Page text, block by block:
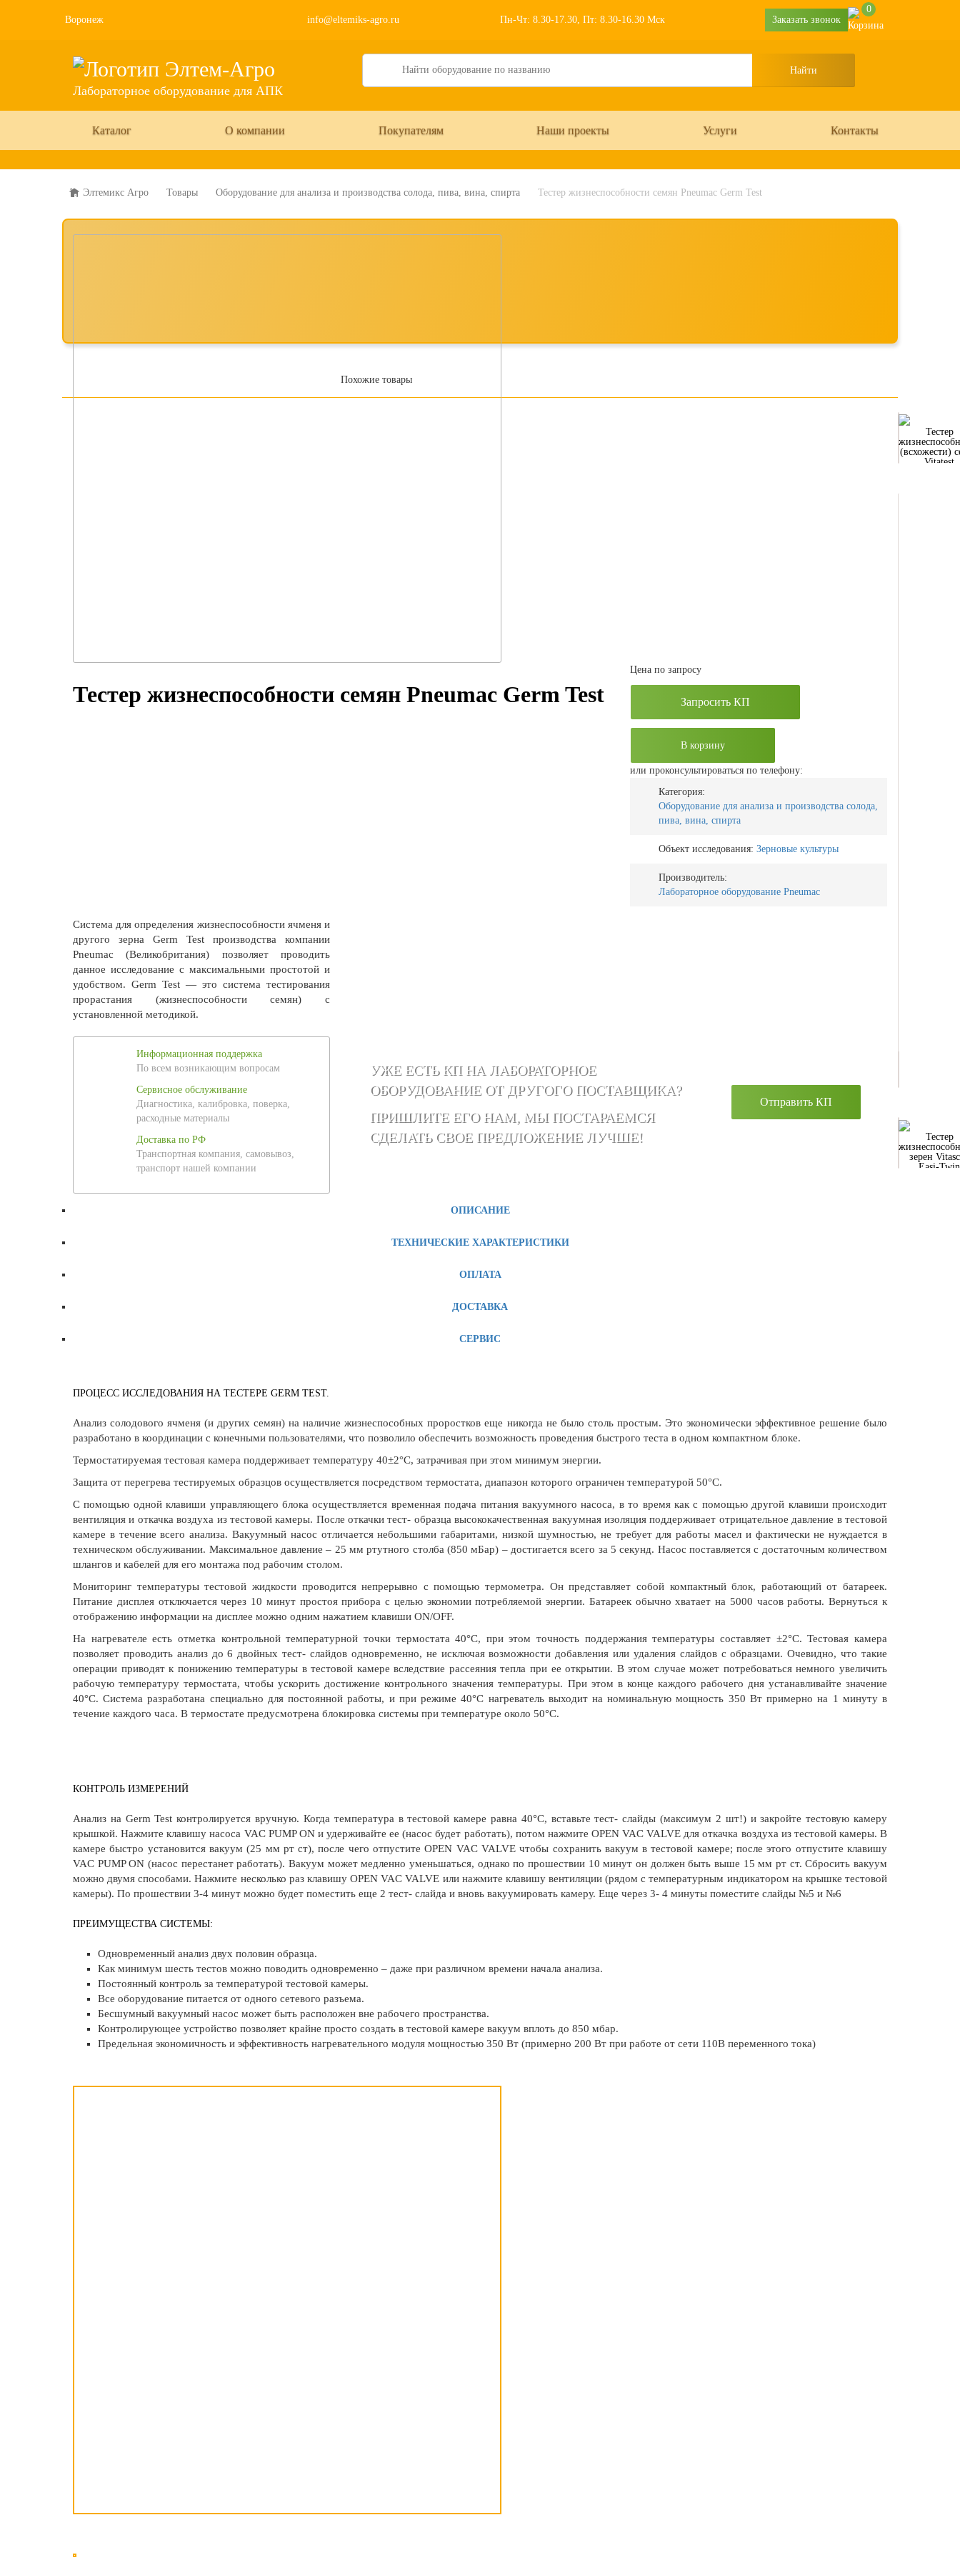
Воронеж info@eltemiks-agro.ru Пн-Чт: 8.30-17.30, Пт: 8.30-16.30 Мск Заказать звонок
0
Лабораторное оборудование для АПК
Search
Каталог О компании Покупателям Наши проекты Услуги Контакты
Элтемикс Агро Товары Оборудование для анализа и производства солода, пива, вина, спирта Тестер жизнеспособности семян Pneumac Germ Test
Тестер жизнеспособности семян Pneumac Germ Test
Цена по запросу
Запросить КП
В корзину
или проконсультироваться по телефону:
Категория:
Оборудование для анализа и производства солода,
пива, вина, спирта
Объект исследования: Зерновые культуры
Производитель:
Лабораторное оборудование Pneumac
Система для определения жизнеспособности ячменя и
другого зерна Germ Test производства компании
Pneumac (Великобритания) позволяет проводить
данное исследование с максимальными простотой и
удобством. Germ Test — это система тестирования
прорастания (жизнеспособности семян) с
установленной методикой.
Информационная поддержка
По всем возникающим вопросам
Сервисное обслуживание
Диагностика, калибровка, поверка,
расходные материалы
Доставка по РФ
Транспортная компания, самовывоз,
транспорт нашей компании
УЖЕ ЕСТЬ КП НА ЛАБОРАТОРНОЕ
ОБОРУДОВАНИЕ ОТ ДРУГОГО ПОСТАВЩИКА?
ПРИШЛИТЕ ЕГО НАМ, МЫ ПОСТАРАЕМСЯ
СДЕЛАТЬ СВОЕ ПРЕДЛОЖЕНИЕ ЛУЧШЕ!
Отправить КП
ОПИСАНИЕ
ТЕХНИЧЕСКИЕ ХАРАКТЕРИСТИКИ
ОПЛАТА
ДОСТАВКА
СЕРВИС
ПРОЦЕСС ИССЛЕДОВАНИЯ НА ТЕСТЕРЕ GERM TEST.
Анализ солодового ячменя (и других семян) на наличие жизнеспособных проростков еще никогда не было столь простым. Это экономически эффективное решение было
разработано в координации с конечными пользователями, что позволило обеспечить возможность проведения быстрого теста в одном компактном блоке.
Термостатируемая тестовая камера поддерживает температуру 40±2°C, затрачивая при этом минимум энергии.
Защита от перегрева тестируемых образцов осуществляется посредством термостата, диапазон которого ограничен температурой 50°C.
С помощью одной клавиши управляющего блока осуществляется временная подача питания вакуумного насоса, в то время как с помощью другой клавиши происходит
вентиляция и откачка воздуха из тестовой камеры. После откачки тест- образца высококачественная вакуумная изоляция поддерживает отрицательное давление в тестовой
камере в течение всего анализа. Вакуумный насос отличается небольшими габаритами, низкой шумностью, не требует для работы масел и фактически не нуждается в
техническом обслуживании. Максимальное давление – 25 мм ртутного столба (850 мБар) – достигается всего за 5 секунд. Насос поставляется с достаточным количеством
шлангов и кабелей для его монтажа под рабочим столом.
Мониторинг температуры тестовой жидкости проводится непрерывно с помощью термометра. Он представляет собой компактный блок, работающий от батареек.
Питание дисплея отключается через 10 минут простоя прибора с целью экономии потребляемой энергии. Батареек обычно хватает на 5000 часов работы. Вернуться к
отображению информации на дисплее можно одним нажатием клавиши ON/OFF.
На нагревателе есть отметка контрольной температурной точки термостата 40°C, при этом точность поддержания температуры составляет ±2°C. Тестовая камера
позволяет проводить анализ до 6 двойных тест- слайдов одновременно, не исключая возможности добавления или удаления слайдов с образцами. Очевидно, что такие
операции приводят к понижению температуры в тестовой камере вследствие рассеяния тепла при ее открытии. В этом случае может потребоваться немного увеличить
рабочую температуру термостата, чтобы ускорить достижение контрольного значения температуры. При этом в конце каждого рабочего дня устанавливайте значение
40°C. Система разработана специально для постоянной работы, и при режиме 40°C нагреватель выходит на номинальную мощность 350 Вт примерно на 1 минуту в
течение каждого часа. В термостате предусмотрена блокировка системы при температуре около 50°C.
КОНТРОЛЬ ИЗМЕРЕНИЙ
Анализ на Germ Test контролируется вручную. Когда температура в тестовой камере равна 40°C, вставьте тест- слайды (максимум 2 шт!) и закройте тестовую камеру
крышкой. Нажмите клавишу насоса VAC PUMP ON и удерживайте ее (насос будет работать), потом нажмите OPEN VAC VALVE для откачка воздуха из тестовой камеры. В
камере быстро установится вакуум (25 мм рт ст), после чего отпустите OPEN VAC VALVE чтобы сохранить вакуум в тестовой камере; после этого отпустите клавишу
VAC PUMP ON (насос перестанет работать). Вакуум может медленно уменьшаться, однако по прошествии 10 минут он должен быть выше 15 мм рт ст. Сбросить вакуум
можно двумя способами. Нажмите несколько раз клавишу OPEN VAC VALVE или нажмите клавишу вентиляции (рядом с температурным индикатором на крышке тестовой
камеры). По прошествии 3-4 минут можно будет поместить еще 2 тест- слайда и вновь вакуумировать камеру. Еще через 3- 4 минуты поместите слайды №5 и №6
ПРЕИМУЩЕСТВА СИСТЕМЫ:
Одновременный анализ двух половин образца.
Как минимум шесть тестов можно поводить одновременно – даже при различном времени начала анализа.
Постоянный контроль за температурой тестовой камеры.
Все оборудование питается от одного сетевого разъема.
Бесшумный вакуумный насос может быть расположен вне рабочего пространства.
Контролирующее устройство позволяет крайне просто создать в тестовой камере вакуум вплоть до 850 мбар.
Предельная экономичность и эффективность нагревательного модуля мощностью 350 Вт (примерно 200 Вт при работе от сети 110В переменного тока)
Похожие товары
Тестер
(всхожести)
Vitatest
Тестер
зерен
Easi-Twin